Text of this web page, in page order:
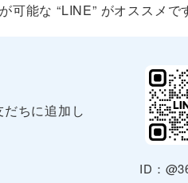
能な “LINE” がオススメで
ちに追加し
ID：